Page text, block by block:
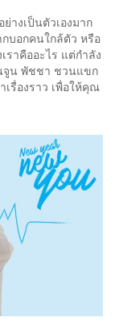
างเป็นตัวเองมาก
บอกคนใกล้ตัว หรือ
ราคืออะไร แต่กำลัง
จูน พัชชา ชวนแขก
รื่องราว เพื่อให้คุณ